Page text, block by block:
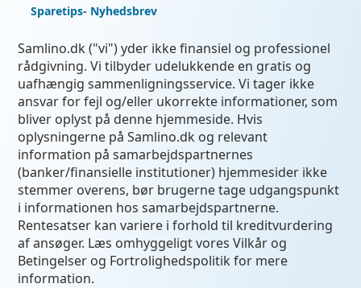
Sparetips- Nyhedsbrev
Samlino.dk ("vi") yder ikke finansiel og professionel
rådgivning. Vi tilbyder udelukkende en gratis og
uafhængig sammenligningsservice. Vi tager ikke
ansvar for fejl og/eller ukorrekte informationer, som
bliver oplyst på denne hjemmeside. Hvis
oplysningerne på Samlino.dk og relevant
information på samarbejdspartnernes
(banker/finansielle institutioner) hjemmesider ikke
stemmer overens, bør brugerne tage udgangspunkt
i informationen hos samarbejdspartnerne.
Rentesatser kan variere i forhold til kreditvurdering
af ansøger. Læs omhyggeligt vores Vilkår og
Betingelser og Fortrolighedspolitik for mere
information.